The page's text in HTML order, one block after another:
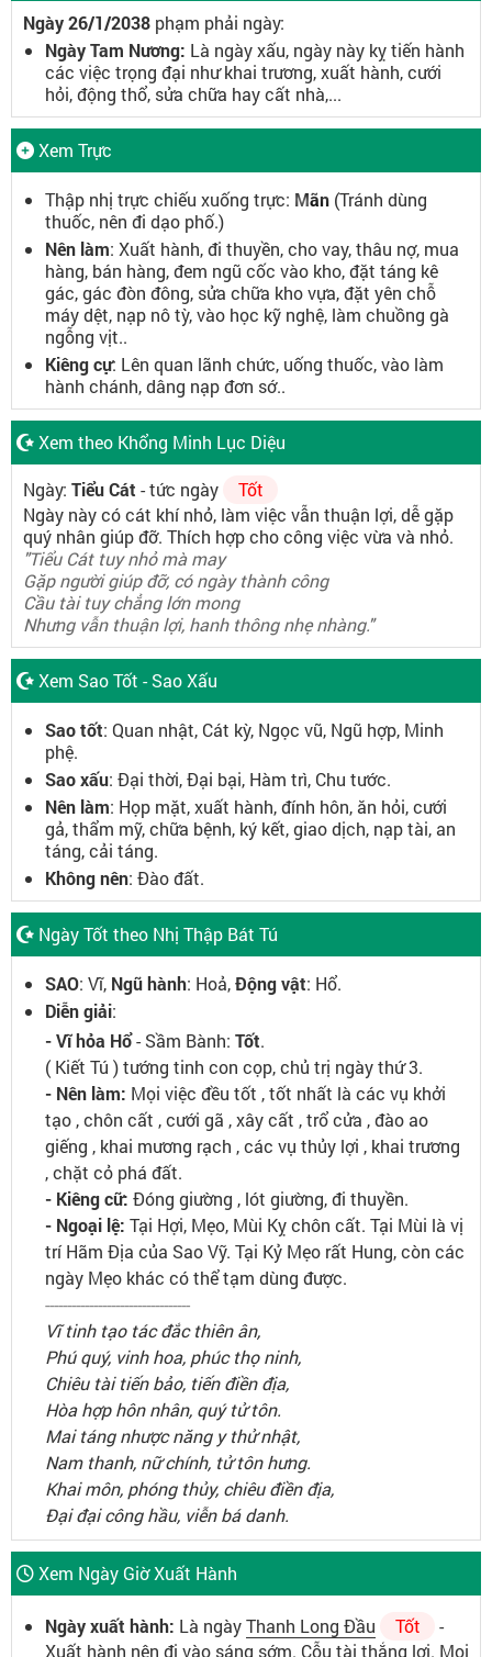
Ngày 26/1/2038 phạm phải ngày:
Ngày Tam Nương: Là ngày xấu, ngày này kỵ tiến hành
các việc trọng đại như khai trương, xuất hành, cưới
hỏi, động thổ, sửa chữa hay cất nhà,...
Xem Trực
Thập nhị trực chiếu xuống trực: Mãn (Tránh dùng
thuốc, nên đi dạo phố.)
Nên làm: Xuất hành, đi thuyền, cho vay, thâu nợ, mua
hàng, bán hàng, đem ngũ cốc vào kho, đặt táng kê
gác, gác đòn đông, sửa chữa kho vựa, đặt yên chỗ
máy dệt, nạp nô tỳ, vào học kỹ nghệ, làm chuồng gà
ngỗng vịt..
Kiêng cự: Lên quan lãnh chức, uống thuốc, vào làm
hành chánh, dâng nạp đơn sớ..
Xem theo Khổng Minh Lục Diệu
Ngày: Tiểu Cát - tức ngày
Tốt
Ngày này có cát khí nhỏ, làm việc vẫn thuận lợi, dễ gặp
quý nhân giúp đỡ. Thích hợp cho công việc vừa và nhỏ.
"Tiểu Cát tuy nhỏ mà may
Gặp người giúp đỡ, có ngày thành công
Cầu tài tuy chẳng lớn mong
Nhưng vẫn thuận lợi, hanh thông nhẹ nhàng."
Xem Sao Tốt - Sao Xấu
Sao tốt: Quan nhật, Cát kỳ, Ngọc vũ, Ngũ hợp, Minh
phệ.
Sao xấu: Đại thời, Đại bại, Hàm trì, Chu tước.
Nên làm: Họp mặt, xuất hành, đính hôn, ăn hỏi, cưới
gả, thẩm mỹ, chữa bệnh, ký kết, giao dịch, nạp tài, an
táng, cải táng.
Không nên: Đào đất.
Ngày Tốt theo Nhị Thập Bát Tú
SAO: Vĩ, Ngũ hành: Hoả,Động vật: Hổ.
Diễn giải:
- Vĩ hỏa Hổ- Sầm Bành: Tốt.
( Kiết Tú ) tướng tinh con cọp, chủ trị ngày thứ 3.
- Nên làm: Mọi việc đều tốt , tốt nhất là các vụ khởi
tạo , chôn cất , cưới gã , xây cất , trổ cửa , đào ao
giếng , khai mương rạch , các vụ thủy lợi , khai trương
, chặt cỏ phá đất.
- Kiêng cữ: Đóng giường , lót giường, đi thuyền.
- Ngoại lệ: Tại Hợi, Mẹo, Mùi Kỵ chôn cất. Tại Mùi là vị
trí Hãm Địa của Sao Vỹ. Tại Kỷ Mẹo rất Hung, còn các
ngày Mẹo khác có thể tạm dùng được.
---------------------------------
Vĩ tinh tạo tác đắc thiên ân,
Phú quý, vinh hoa, phúc thọ ninh,
Chiêu tài tiến bảo, tiến điền địa,
Hòa hợp hôn nhân, quý tử tôn.
Mai táng nhược năng y thử nhật,
Nam thanh, nữ chính, tử tôn hưng.
Khai môn, phóng thủy, chiêu điền địa,
Đại đại công hầu, viễn bá danh.
Xem Ngày Giờ Xuất Hành
Ngày xuất hành: Là ngàyThanh Long Đầu Tốt
-
Xuất hành nên đi vào sáng sớm. Cỗu tài thắng lợi. Mọi